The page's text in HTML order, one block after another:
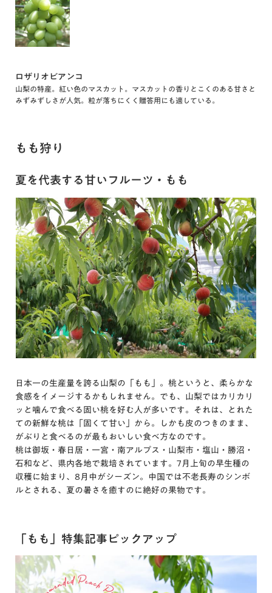
ロザリオビアンコ
山梨の特産。紅い色のマスカット。マスカットの香りとこくのある甘さと
みずみずしさが人気。粒が落ちにくく贈答用にも適している。
もも狩り
夏を代表する甘いフルーツ・もも
日本一の生産量を誇る山梨の「もも」。桃というと、柔らかな
食感をイメージするかもしれません。でも、山梨ではカリカリ
ッと噛んで食べる固い桃を好む人が多いです。それは、とれた
ての新鮮な桃は「固くて甘い」から。しかも皮のつきのまま、
がぶりと食べるのが最もおいしい食べ方なのです。
桃は御坂・春日居・一宮・南アルプス・山梨市・塩山・勝沼・
石和など、県内各地で栽培されています。7月上旬の早生種の
収穫に始まり、8月中がシーズン。中国では不老長寿のシンボ
ルとされる、夏の暑さを癒すのに絶好の果物です。
「もも」特集記事ピックアップ